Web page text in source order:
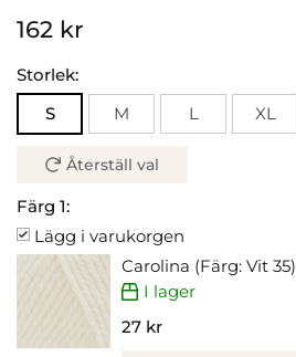
162 kr
Storlek:
S
M L XL
Återställ val
Färg 1:
Lägg i varukorgen
Carolina (Färg: Vit 35)
I lager
27 kr